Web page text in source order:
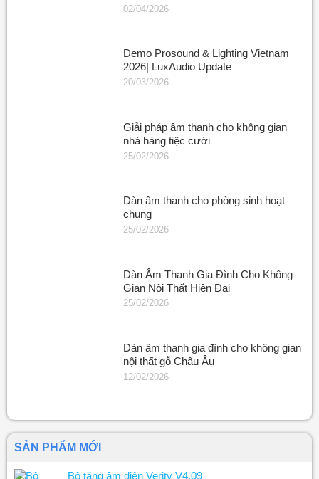
02/04/2026
Demo Prosound & Lighting Vietnam
2026| LuxAudio Update
20/03/2026
Giải pháp âm thanh cho không gian
nhà hàng tiệc cưới
25/02/2026
Dàn âm thanh cho phòng sinh hoạt
chung
25/02/2026
Dàn Âm Thanh Gia Đình Cho Không
Gian Nội Thất Hiện Đại
25/02/2026
Dàn âm thanh gia đình cho không gian
nội thất gỗ Châu Âu
12/02/2026
SẢN PHẨM MỚI
Bộ tăng âm điện Verity V4.09